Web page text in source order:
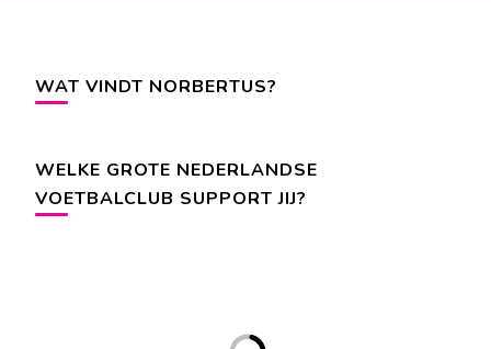
WAT VINDT NORBERTUS?
WELKE GROTE NEDERLANDSE
VOETBALCLUB SUPPORT JIJ?